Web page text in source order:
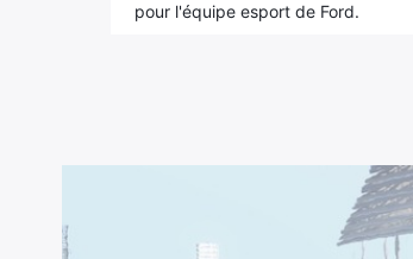
pour l'équipe esport de Ford.